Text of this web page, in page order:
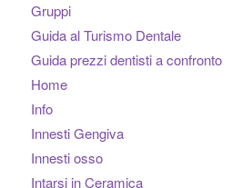
Gruppi
Guida al Turismo Dentale
Guida prezzi dentisti a confronto
Home
Info
Innesti Gengiva
Innesti osso
Intarsi in Ceramica